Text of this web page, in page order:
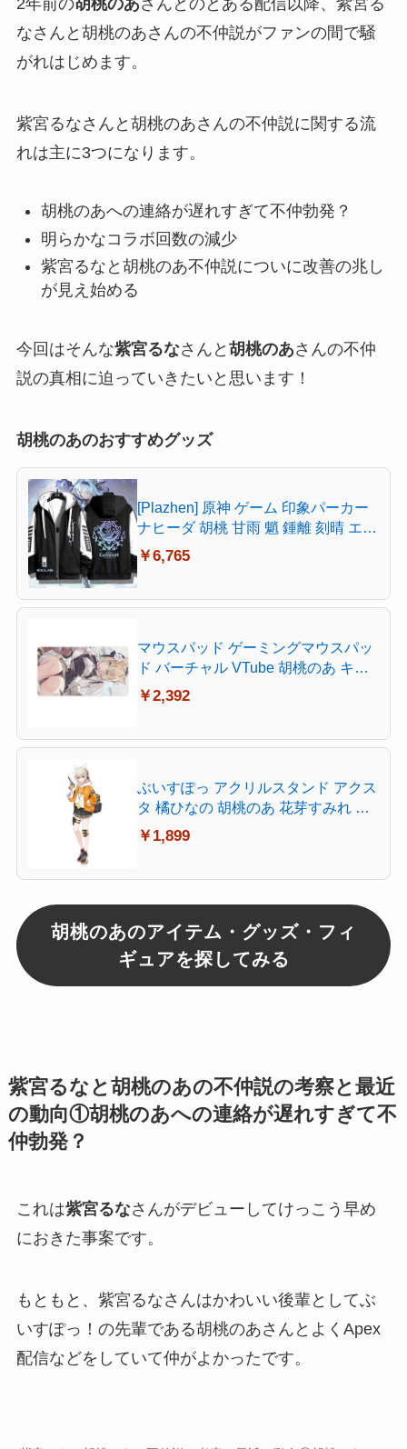
なさんと胡桃のあさんの不仲説がファンの間で騒
がれはじめます。
紫宮るなさんと胡桃のあさんの不仲説に関する流
れは主に3つになります。
胡桃のあへの連絡が遅れすぎて不仲勃発？
明らかなコラボ回数の減少
紫宮るなと胡桃のあ不仲説についに改善の兆し
が見え始める
今回はそんな紫宮るなさんと 胡桃のあさんの不仲
説の真相に迫っていきたいと思います！
胡桃のあのおすすめグッズ
[Plazhen] 原神 ゲーム 印象パーカー
ナヒーダ 胡桃 甘雨 魈 鍾離 刻晴 エウ
ルア セノ 楓原万葉 スカラマシュ 放
浪者 宵宮 神里綾華 雷電将軍 原神 グ
ッズ アニメ パーカー 男女兼用 (エウ
ルア,XL 薄手)
￥6,765
マウスパッド ゲーミングマウスパッ
ド バーチャル VTube 胡桃のあ キャ
ラクター柄 おしゃれ 周辺 萌えグズ
デスクマット ホーム用 超大型 快適
い表面 耐久性が良い レーザー&光学
￥2,392
ぶいすぽっ アクリルスタンド アクス
タ 橘ひなの 胡桃のあ 花芽すみれ 小
森めと キャラクターグッズ 非公式
台座付き 保護フィルム付き 軽量 透
￥1,899
胡桃のあのアイテム・グッズ・フィ
ギュアを探してみる
紫宮るなと胡桃のあの不仲説の考察と最近
の動向①胡桃のあへの連絡が遅れすぎて不
仲勃発？
これは紫宮るなさんがデビューしてけっこう早め
におきた事案です。
もともと、紫宮るなさんはかわいい後輩としてぶ
いすぽっ！の先輩である胡桃のあさんとよくApex
配信などをしていて仲がよかったです。